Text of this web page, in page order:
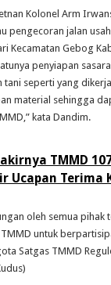
Kolonel Arm
pengecoran jalan
Kecamatan Gebog
penyiapan
tani seperti yang
material sehingga
kata Dandim.
TMMD
Ucapan Terima
oleh semua pihak
untuk
Satgas TMMD